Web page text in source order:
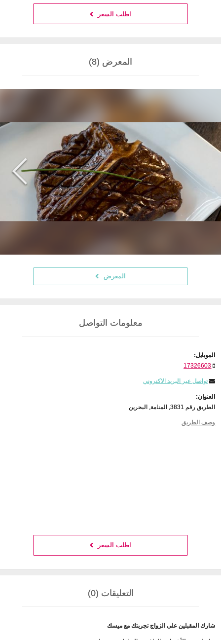
اطلب السعر
المعرض (8)
المعرض
معلومات التواصل
الموبايل:
17326603
تواصل عبر البريد الاكتروني
العنوان:
الطريق رقم 3831, المنامة, البحرين
وصف الطريق
اطلب السعر
التعليقات (0)
شارك المقبلين على الزواج تجربتك مع ميسك